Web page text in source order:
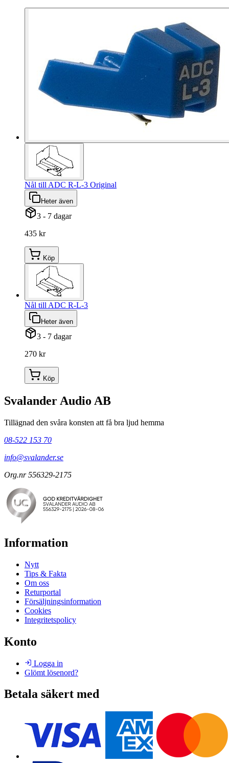
Nål till ADC R-L-3 Original
Heter även
3 - 7 dagar
435 kr
Köp
Nål till ADC R-L-3
Heter även
3 - 7 dagar
270 kr
Köp
Svalander Audio AB
Tillägnad den svåra konsten att få bra ljud hemma
08-522 153 70
info@svalander.se
Org.nr 556329-2175
Information
Nytt
Tips & Fakta
Om oss
Returportal
Försäljningsinformation
Cookies
Integritetspolicy
Konto
Logga in
Glömt lösenord?
Betala säkert med